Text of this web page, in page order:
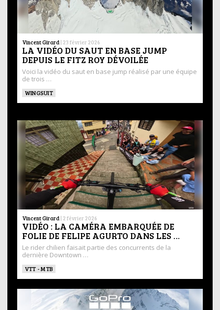
Vincent Girard | 23 février 2026
LA VIDÉO DU SAUT EN BASE JUMP
DEPUIS LE FITZ ROY DÉVOILÉE
Voici la vidéo du saut en base jump réalisé par une équipe
de trois …
WINGSUIT
Vincent Girard | 2 février 2026
VIDÉO : LA CAMÉRA EMBARQUÉE DE
FOLIE DE FELIPE AGURTO DANS LES …
Le rider chilien faisait partie des concurrents de la
dernière Downtown …
VTT - MTB